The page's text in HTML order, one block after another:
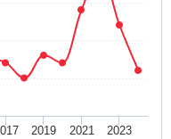
2019 2021 2023